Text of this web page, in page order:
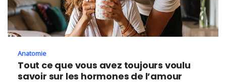
Anatomie
Tout ce que vous avez toujours voulu
savoir sur les hormones de l’amour